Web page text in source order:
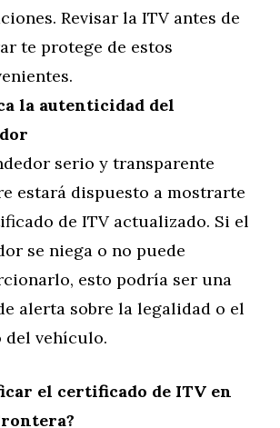
Revisar la ITV antes de
te protege de estos
la autenticidad del
serio y transparente
estará dispuesto a mostrarte
de ITV actualizado. Si el
se niega o no puede
esto podría ser una
alerta sobre la legalidad o el
del vehículo.
el certificado de ITV en